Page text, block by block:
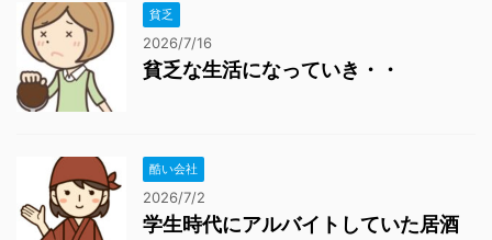
貧乏
2026/7/16
貧乏な生活になっていき・・
酷い会社
2026/7/2
学生時代にアルバイトしていた居酒